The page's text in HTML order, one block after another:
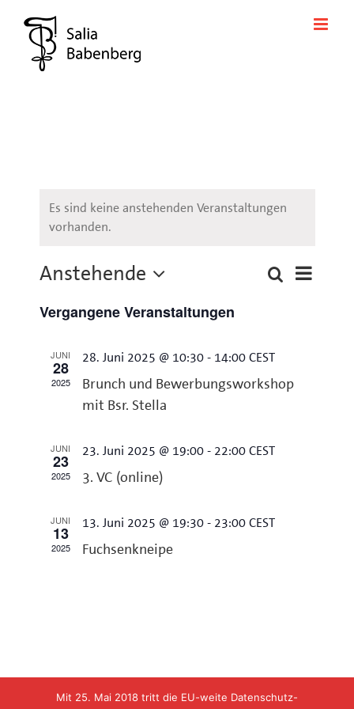
Inhalt
springen
Es sind keine anstehenden Veranstaltungen
vorhanden.
Suche
Liste
Anstehende
wählen.
Vergangene Veranstaltungen
JUNI
28
2025
28. Juni 2025 @ 10:30- 14:00 CEST
Brunch und Bewerbungsworkshop
mit Bsr. Stella
JUNI
23
2025
23. Juni 2025 @ 19:00- 22:00 CEST
3. VC (online)
JUNI
13
2025
13. Juni 2025 @ 19:30- 23:00 CEST
Fuchsenkneipe
Mit 25. Mai 2018 tritt die EU-weite Datenschutz-